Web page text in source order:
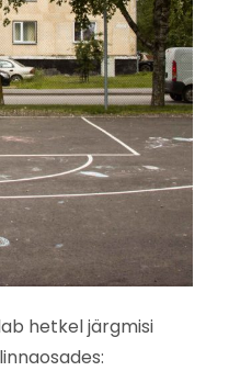
hetkel järgmisi